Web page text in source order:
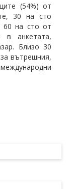
(54%) от
30 на сто
60 на сто от
анкетата,
Близо 30
вътрешния,